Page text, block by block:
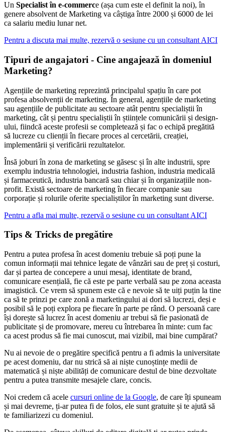
Un Specialist în e-commerce (așa cum este el definit la noi), în
genere absolvent de Marketing va câștiga între 2000 și 6000 de lei
ca salariu mediu lunar net.
Pentru a discuta mai multe, rezervă o sesiune cu un consultant AICI
Tipuri de angajatori - Cine angajează în domeniul
Marketing?
Agențiile de marketing reprezintă principalul spațiu în care pot
profesa absolvenții de marketing. În general, agențiile de marketing
sau agențiile de publicitate au sectoare atât pentru specialiștii în
marketing, cât și pentru specialiștii în științele comunicării și design-
ului, fiindcă aceste profesii se completează și fac o echipă pregătită
să lucreze cu clienții în fiecare proces al cercetării, creației,
implementării și verificării rezultatelor.
Însă joburi în zona de marketing se găsesc și în alte industrii, spre
exemplu industria tehnologiei, industria fashion, industria medicală
și farmaceutică, industria bancară sau chiar și în organizațiile non-
profit. Există sectoare de marketing în fiecare companie sau
corporație și rolurile oferite specialiștilor în marketing sunt diverse.
Pentru a afla mai multe, rezervă o sesiune cu un consultant AICI
Tips & Tricks de pregătire
Pentru a putea profesa în acest domeniu trebuie să poți pune la
comun informații mai tehnice legate de vânzări sau de preț și costuri,
dar și partea de concepere a unui mesaj, identitate de brand,
comunicare esențială, fie că este pe parte verbală sau pe zona aceasta
imagistică. Ce vrem să spunem este că e nevoie să te uiți puțin la tine
ca să te prinzi pe care zonă a marketingului ai dori să lucrezi, deși e
posibil să le poți explora pe fiecare în parte pe rând. O persoană care
își dorește să lucrez în acest domeniu ar trebui să fie pasionată de
publicitate și de promovare, mereu cu întrebarea în minte: cum fac
ca acest produs să fie mai cunoscut, mai vizibil, mai bine cumpărat?
Nu ai nevoie de o pregătire specifică pentru a fi admis la universitate
pe acest domeniu, dar nu strică să ai niște cunoștințe medii de
matematică și niște abilități de comunicare destul de bine dezvoltate
pentru a putea transmite mesajele clare, concis.
Noi credem că acele cursuri online de la Google, de care îți spuneam
și mai devreme, ți-ar putea fi de folos, ele sunt gratuite și te ajută să
te familiarizezi cu domeniul.